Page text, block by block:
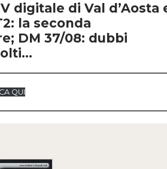
digitale di Val d’Aosta
la seconda
DM 37/08: dubbi
QUI